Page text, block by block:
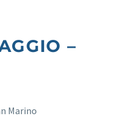
–
Marino